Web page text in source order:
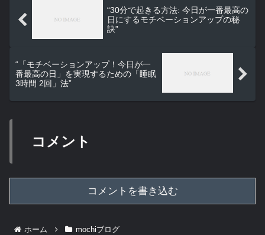
“30分で起きる方法: 今日が一番最高の
日にするモチベーションアップの秘
訣”
“「モチベーションアップ！今日が一
番最高の日」を実現するための「睡眠
3時間 2回」法”
コメント
コメントを書き込む
ホーム mochiブログ